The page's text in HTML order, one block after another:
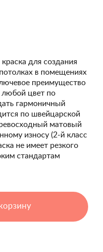
для создания
в помещениях
преимущество
любой цвет по
гармоничный
по швейцарской
матовый
износу (2-й класс
не имеет резкого
стандартам